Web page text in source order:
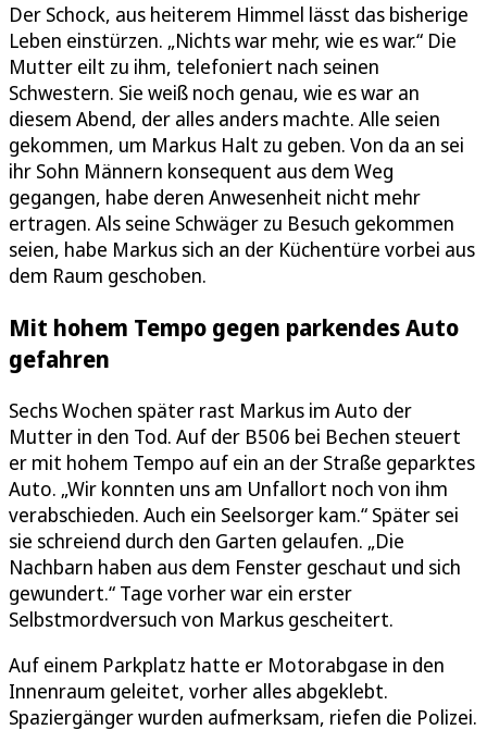
Der Schock, aus heiterem Himmel lässt das bisherige
Leben einstürzen. „Nichts war mehr, wie es war.“ Die
Mutter eilt zu ihm, telefoniert nach seinen
Schwestern. Sie weiß noch genau, wie es war an
diesem Abend, der alles anders machte. Alle seien
gekommen, um Markus Halt zu geben. Von da an sei
ihr Sohn Männern konsequent aus dem Weg
gegangen, habe deren Anwesenheit nicht mehr
ertragen. Als seine Schwäger zu Besuch gekommen
seien, habe Markus sich an der Küchentüre vorbei aus
dem Raum geschoben.
Mit hohem Tempo gegen parkendes Auto
gefahren
Sechs Wochen später rast Markus im Auto der
Mutter in den Tod. Auf der B506 bei Bechen steuert
er mit hohem Tempo auf ein an der Straße geparktes
Auto. „Wir konnten uns am Unfallort noch von ihm
verabschieden. Auch ein Seelsorger kam.“ Später sei
sie schreiend durch den Garten gelaufen. „Die
Nachbarn haben aus dem Fenster geschaut und sich
gewundert.“ Tage vorher war ein erster
Selbstmordversuch von Markus gescheitert.
Auf einem Parkplatz hatte er Motorabgase in den
Innenraum geleitet, vorher alles abgeklebt.
Spaziergänger wurden aufmerksam, riefen die Polizei.